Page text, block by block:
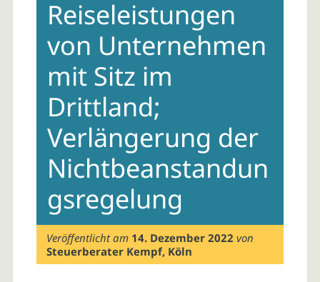
Reiseleistungen
von Unternehmen
mit Sitz im
Drittland;
Verlängerung der
Nichtbeanstandun
gsregelung
Veröffentlicht am 14. Dezember 2022 von
Steuerberater Kempf, Köln